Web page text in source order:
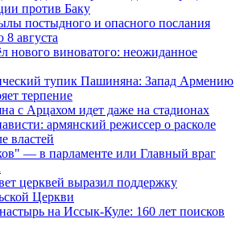
против Баку
постыдного и опасного послания
августа
нового виноватого: неожиданное
тупик Пашиняна: Запад Армению
терпение
с Арцахом идет даже на стадионах
армянский режиссер о расколе
властей
— в парламенте или Главный враг
церквей выразил поддержку
Церкви
на Иссык-Куле: 160 лет поисков